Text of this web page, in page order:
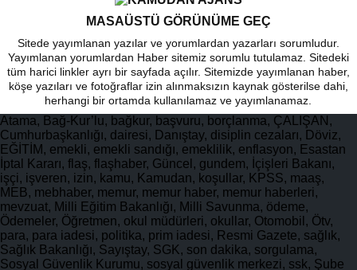
MASAÜSTÜ GÖRÜNÜME GEÇ
Sitede yayımlanan yazılar ve yorumlardan yazarları sorumludur.
Yayımlanan yorumlardan Haber sitemiz sorumlu tutulamaz. Sitedeki
tüm harici linkler ayrı bir sayfada açılır. Sitemizde yayımlanan haber,
köşe yazıları ve fotoğraflar izin alınmaksızın kaynak gösterilse dahi,
herhangi bir ortamda kullanılamaz ve yayımlanamaz.
Atama, Bağ-Kur’lu, bağkur, başvuru, borçlanma, ÇALIŞAN,
Cumhurbaşkanlığı, dairesi, Danıştay, disiplin cezaları, Döviz,
EĞİTİM, emekli, emekli sandığı, emeklilik, enflasyon, Esastan
İptal Kararı, flaş, flaşhaber, Güncel, gundem, İçişleri Bakanı,
işçi, işveren, izin, kamu, Kamudan, koşullar, KPSS, maaş,
MEB, mebhaber, memur, memur haber, memur haberleri,
mevzuat, Milli Eğitim Bakanlığı, Milli Savunma, ödeme,
Ödemeler, Öğretmen, okul müdürleri, okullar, Otomobil, Ötv,
para, para iadesi, politika, prim iadesi, Resmi Gazete, sağlık,
Sağlık Bakanlığı, Sayıştay, SGK, son dakika, sorgulama,
Sosyal Güvenlik Kurumu, sosyal güvenlik merkezi, ssk, Şube